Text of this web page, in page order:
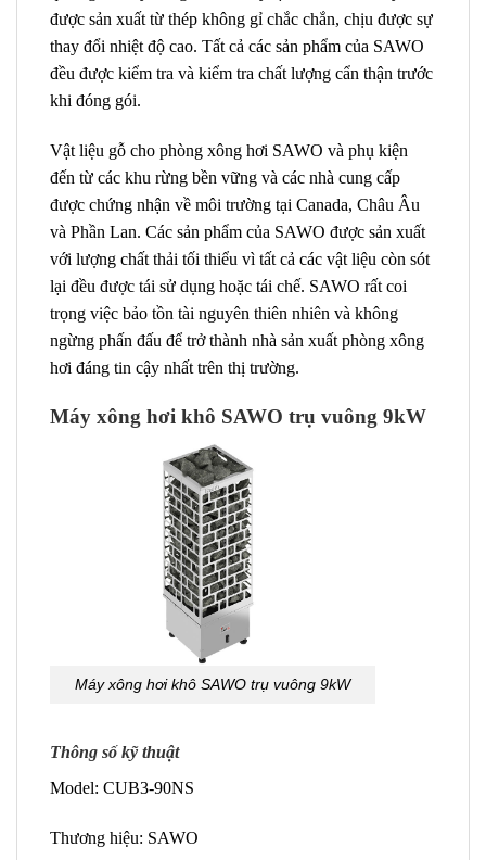
được sản xuất từ ​​thép không gỉ chắc chắn, chịu được sự
thay đổi nhiệt độ cao. Tất cả các sản phẩm của SAWO
đều được kiểm tra và kiểm tra chất lượng cẩn thận trước
khi đóng gói.
Vật liệu gỗ cho phòng xông hơi SAWO và phụ kiện
đến từ các khu rừng bền vững và các nhà cung cấp
được chứng nhận về môi trường tại Canada, Châu Âu
và Phần Lan. Các sản phẩm của SAWO được sản xuất
với lượng chất thải tối thiểu vì tất cả các vật liệu còn sót
lại đều được tái sử dụng hoặc tái chế. SAWO rất coi
trọng việc bảo tồn tài nguyên thiên nhiên và không
ngừng phấn đấu để trở thành nhà sản xuất phòng xông
hơi đáng tin cậy nhất trên thị trường.
Máy xông hơi khô SAWO trụ vuông 9kW
Máy xông hơi khô SAWO trụ vuông 9kW
Thông số kỹ thuật
Model: CUB3-90NS
Thương hiệu: SAWO